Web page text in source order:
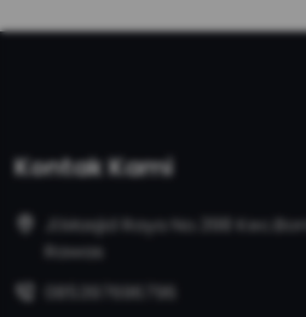
Kontak Kami
Jl.Masjid Raya No.398
Rawas
085397696796